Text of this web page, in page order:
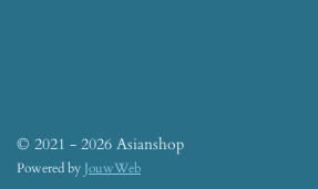
© 2021 - 2026 Asianshop
Powered by JouwWeb